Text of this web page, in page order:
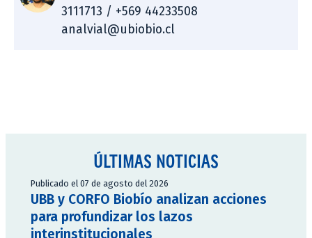
3111713 / +569 44233508
analvial@ubiobio.cl
ÚLTIMAS NOTICIAS
Publicado el 07 de agosto del 2026
UBB y CORFO Biobío analizan acciones
para profundizar los lazos
interinstitucionales